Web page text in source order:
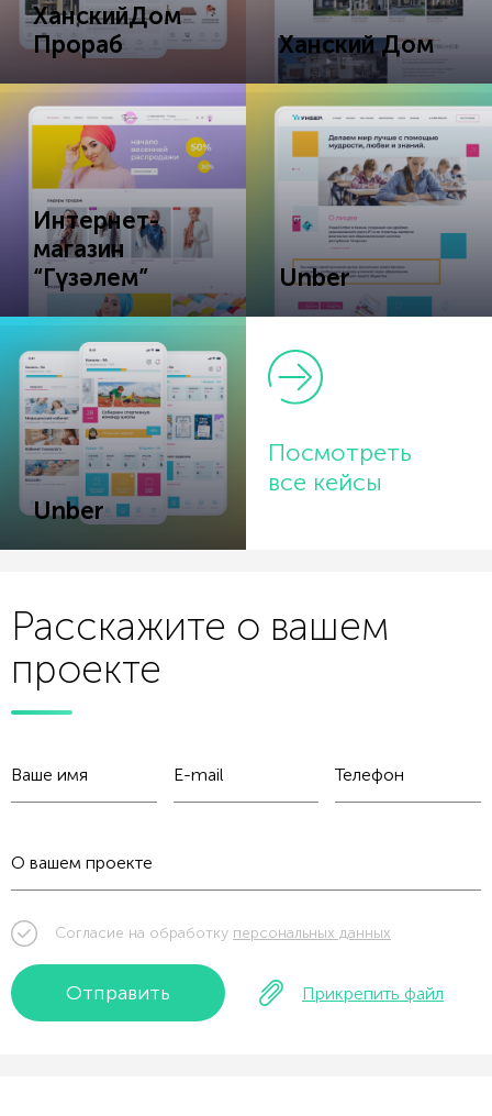
ХанскийДом
Прораб
Ханский Дом
Интернет-
магазин
“Гүзәлем”
Unber
Unber
Посмотреть
все кейсы
Расскажите о вашем
проекте
Отправить Прикрепить файл
Согласие на обработку персональных данных